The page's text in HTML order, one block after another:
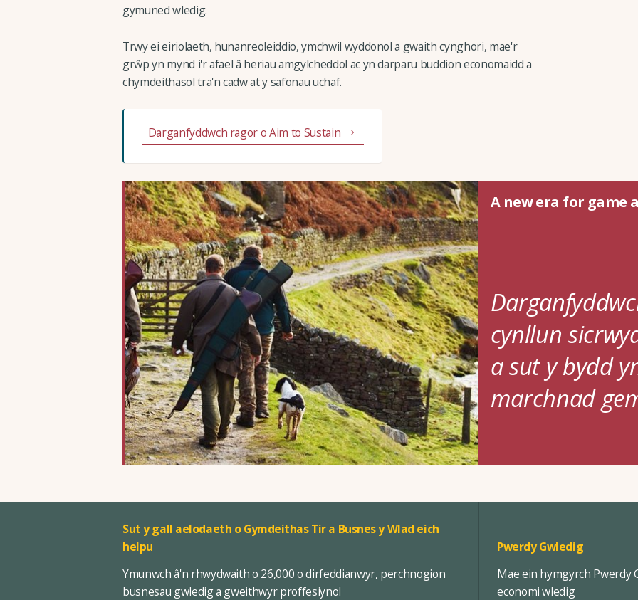
gymuned wledig.
Trwy ei eiriolaeth, hunanreoleiddio, ymchwil wyddonol a gwaith cynghori, mae'r
grŵp yn mynd i'r afael â heriau amgylcheddol ac yn darparu buddion economaidd a
chymdeithasol tra'n cadw at y safonau uchaf.
Darganfyddwch ragor o Aim to Sustain
A new era for game
cynllun
a sut y bydd
marchnad
Sut y gall aelodaeth o Gymdeithas Tir a Busnes y Wlad eich
helpu
Ymunwch â'n rhwydwaith o 26,000 o dirfeddianwyr, perchnogion
busnesau gwledig a gweithwyr proffesiynol
Pwerdy Gwledig
Mae ein hymgyrch Pwerdy
economi wledig